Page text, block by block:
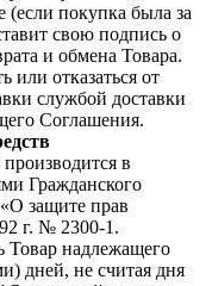
(если покупка была за
свою подпись о
и обмена Товара.
или отказаться от
службой доставки
Соглашения.
в
Гражданского
защите прав
г. № 2300-1.
Товар надлежащего
дней, не считая дня